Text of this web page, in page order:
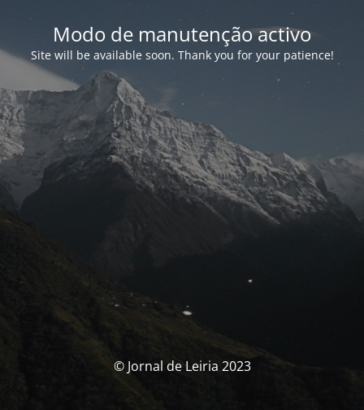
Modo de manutenção activo
Site will be available soon. Thank you for your patience!
© Jornal de Leiria 2023